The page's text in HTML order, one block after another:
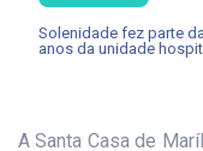
Solenidade fez parte
anos da unidade
A Santa Casa de